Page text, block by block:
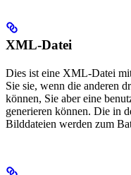
XML-Datei
Dies ist eine XML-Datei
Sie sie, wenn die anderen
können, Sie aber eine
generieren können. Die in
Bilddateien werden zum